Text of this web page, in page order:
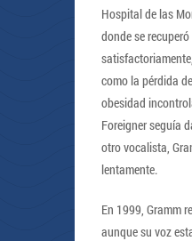
Hospital de las
donde se
como la pérdida
obesidad
Foreigner seguía
otro vocalista,
lentamente.
En 1999, Gramm
aunque su voz